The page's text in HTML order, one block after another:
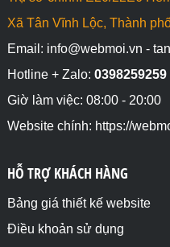
Xã Tân Vĩnh Lộc, Thành
Email: info@webmoi.vn -
Hotline + Zalo: 0398259259
Giờ làm việc: 08:00 - 20:00
Website chính: https://
HỖ TRỢ KHÁCH HÀNG
Bảng giá thiết kế website
Điều khoản sử dụng